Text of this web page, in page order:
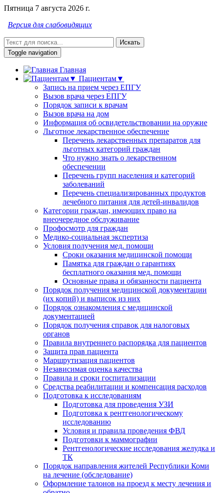
Пятница 7 августа 2026 г.
Версия для слабовидящих
Искать
Toggle navigation
Главная
Пациентам▼
Запись на прием через ЕПГУ
Вызов врача через ЕПГУ
Порядок записи к врачам
Вызов врача на дом
Информация об освидетельствовании на оружие
Льготное лекарственное обеспечение
Перечень лекарственных препаратов для
льготных категорий граждан
Что нужно знать о лекарственном
обеспечении
Перечень групп населения и категорий
заболеваний
Перечень специализированных продуктов
лечебного питания для детей-инвалидов
Категории граждан, имеющих право на
внеочередное обслуживание
Профосмотр для граждан
Медико-социальная экспертиза
Условия получения мед. помощи
Сроки оказания медицинской помощи
Памятка для граждан о гарантиях
бесплатного оказания мед. помощи
Основные права и обязанности пациента
Порядок получения медицинской документации
(их копий) и выписок из них
Порядок ознакомления с медицинской
документацией
Порядок получения справок для налоговых
органов
Правила внутреннего распорядка для пациентов
Защита прав пациента
Маршрутизация пациентов
Независимая оценка качества
Правила и сроки госпитализации
Средства реабилитации и компенсация расходов
Подготовка к исследованиям
Подготовка для проведения УЗИ
Подготовка к рентгенологическому
исследованию
Условия и правила проведения ФВД
Подготовки к маммографии
Рентгенологические исследования желудка и
ТК
Порядок направления жителей Республики Коми
на лечение (обследование)
Оформление талонов на проезд к месту лечения и